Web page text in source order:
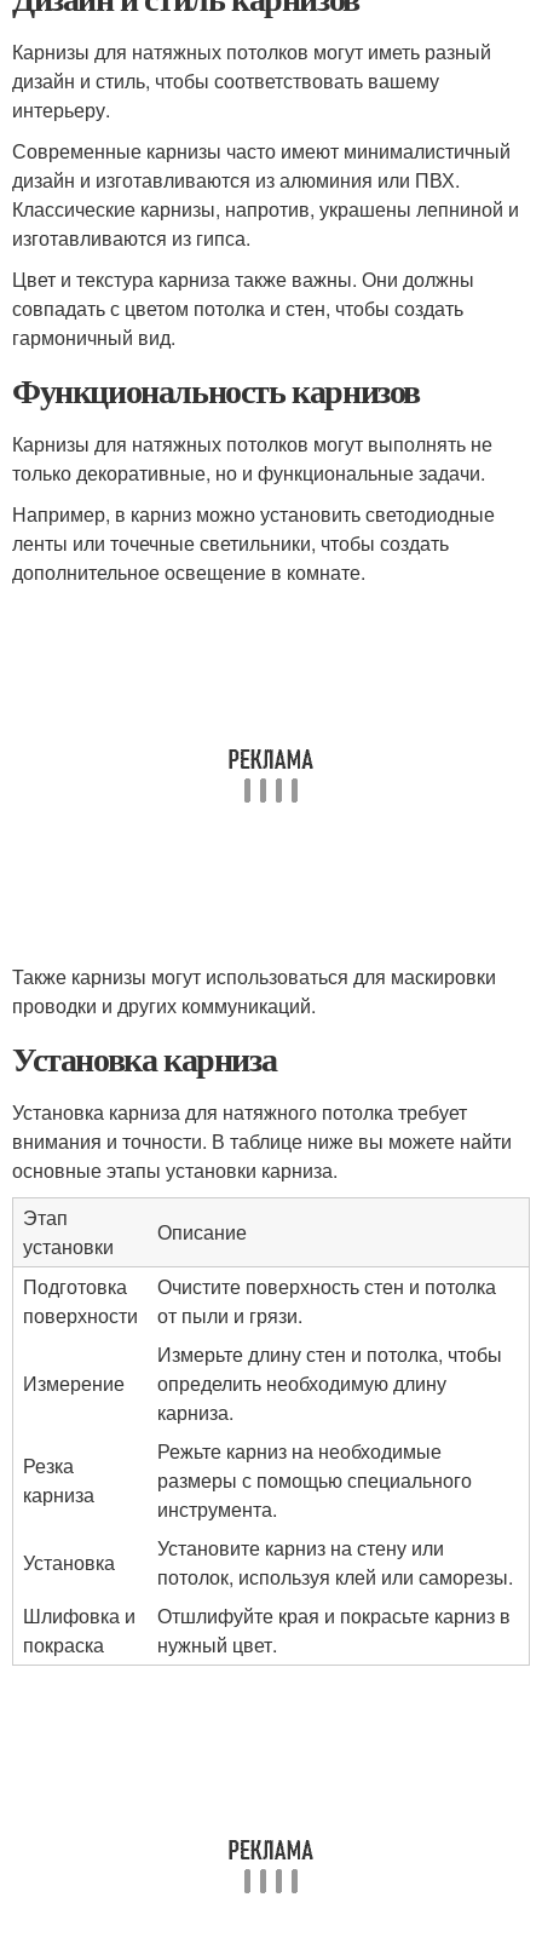
Карнизы для натяжных потолков могут иметь разный
дизайн и стиль, чтобы соответствовать вашему
интерьеру.
Современные карнизы часто имеют минималистичный
дизайн и изготавливаются из алюминия или ПВХ.
Классические карнизы, напротив, украшены лепниной и
изготавливаются из гипса.
Цвет и текстура карниза также важны. Они должны
совпадать с цветом потолка и стен, чтобы создать
гармоничный вид.
Функциональность карнизов
Карнизы для натяжных потолков могут выполнять не
только декоративные, но и функциональные задачи.
Например, в карниз можно установить светодиодные
ленты или точечные светильники, чтобы создать
дополнительное освещение в комнате.
Также карнизы могут использоваться для маскировки
проводки и других коммуникаций.
Установка карниза
Установка карниза для натяжного потолка требует
внимания и точности. В таблице ниже вы можете найти
основные этапы установки карниза.
Этап
установки
Описание
Подготовка
поверхности
Очистите поверхность стен и потолка
от пыли и грязи.
Измерение
Измерьте длину стен и потолка, чтобы
определить необходимую длину
карниза.
Резка
карниза
Режьте карниз на необходимые
размеры с помощью специального
инструмента.
Установка
Установите карниз на стену или
потолок, используя клей или саморезы.
Шлифовка и
покраска
Отшлифуйте края и покрасьте карниз в
нужный цвет.